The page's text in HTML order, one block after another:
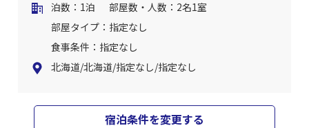
泊数：1泊
部屋数・人数：2名1室
部屋タイプ：指定なし
食事条件：指定なし
北海道/北海道/指定なし/指定なし
宿泊条件を変更する